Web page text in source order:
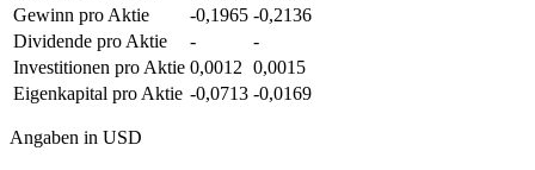
Gewinn pro Aktie
-0,1965 -0,2136
Dividende pro Aktie
-
-
Investitionen pro Aktie 0,0012 0,0015
Eigenkapital pro Aktie -0,0713 -0,0169
Angaben in USD